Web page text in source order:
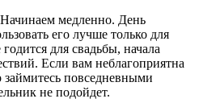
медленно. День
его лучше только для
для свадьбы, начала
Если вам неблагоприятна
займитесь повседневными
не подойдет.